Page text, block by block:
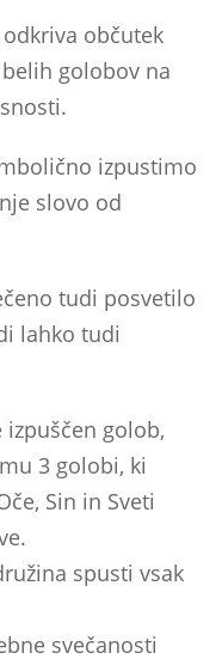
občutek
golobov na
izpustimo
slovo od
tudi posvetilo
lahko tudi
golob,
3 golobi, ki
Sin in Sveti
spusti vsak
svečanosti